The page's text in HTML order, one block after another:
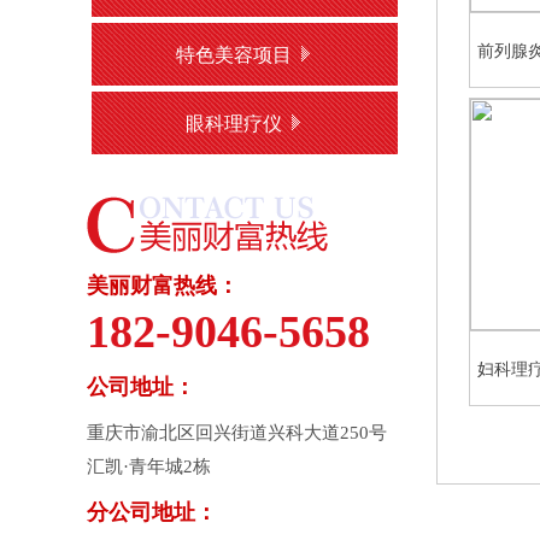
特色美容项目
眼科理疗仪
美丽财富热线：
182-9046-5658
公司地址：
重庆市渝北区回兴街道兴科大道250号
汇凯·青年城2栋
分公司地址：
前列腺
妇科理